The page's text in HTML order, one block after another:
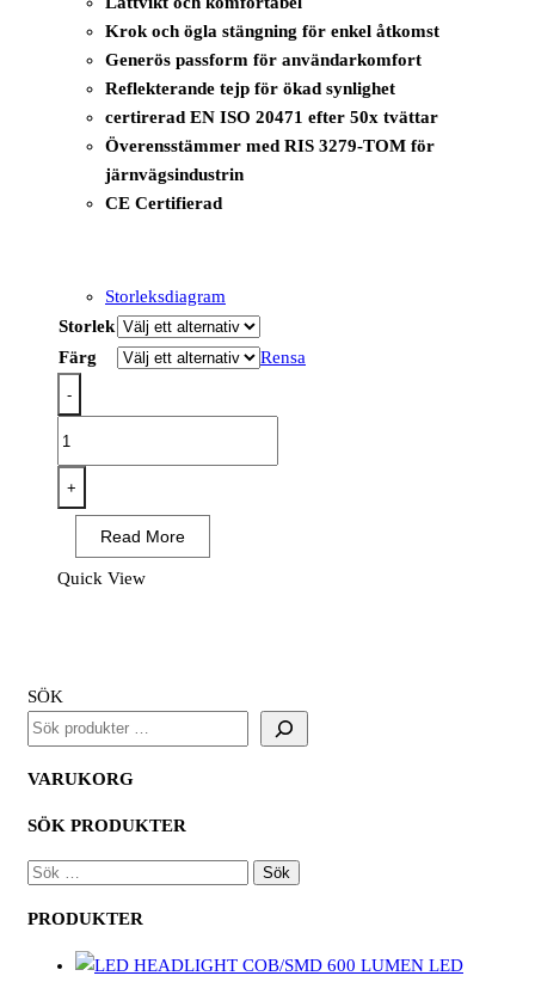
Krok och ögla stängning för enkel åtkomst
Generös passform för användarkomfort
Reflekterande tejp för ökad synlighet
certirerad EN ISO 20471 efter 50x tvättar
Överensstämmer med RIS 3279-TOM för
järnvägsindustrin
CE Certifierad
Storleksdiagram
Storlek
Färg
Rensa
-
Hi-
Vis
Band
mängd
+
Read More
Quick View
SÖK
VARUKORG
SÖK PRODUKTER
SÖK
PRODUKTER
LED